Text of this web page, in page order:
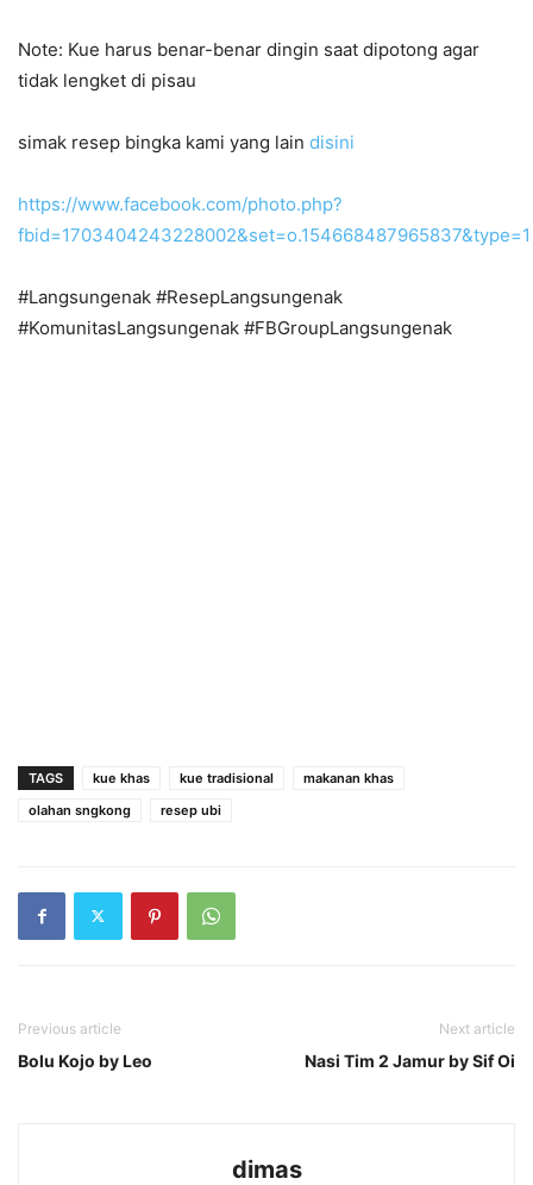
Note: Kue harus benar-benar dingin saat dipotong agar
tidak lengket di pisau
simak resep bingka kami yang lain disini
https://www.facebook.com/photo.php?
fbid=1703404243228002&set=o.154668487965837&type=1
#Langsungenak #ResepLangsungenak
#KomunitasLangsungenak #FBGroupLangsungenak
TAGS kue khas kue tradisional
makanan khas
olahan sngkong
resep ubi
Previous article
Bolu Kojo by Leo
Next article
Nasi Tim 2 Jamur by Sif Oi
dimas